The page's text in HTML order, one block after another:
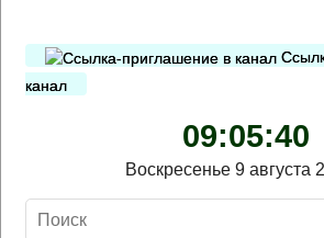
канал
09:05:41
Воскресенье 9 августа